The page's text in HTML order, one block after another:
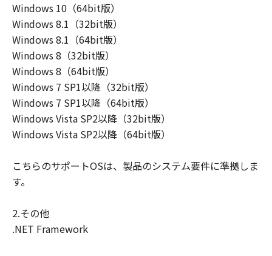
Windows 10（64bit版）
Windows 8.1（32bit版）
Windows 8.1（64bit版）
Windows 8（32bit版）
Windows 8（64bit版）
Windows 7 SP1以降（32bit版）
Windows 7 SP1以降（64bit版）
Windows Vista SP2以降（32bit版）
Windows Vista SP2以降（64bit版）
こちらのサポートOSは、製品のシステム要件に準拠しま
す。
2.その他
.NET Framework